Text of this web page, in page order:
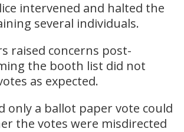
intervened and halted the
several individuals.
raised concerns post-
the booth list did not
as expected.
only a ballot paper vote could
the votes were misdirected